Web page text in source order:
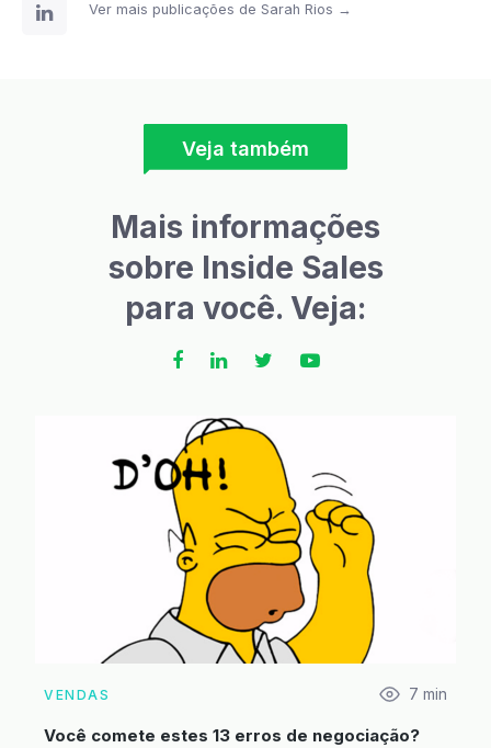
Ver mais publicações de Sarah Rios →
Veja também
Mais informações
sobre Inside Sales
para você. Veja:
VENDAS 7 min
Você comete estes 13 erros de negociação?